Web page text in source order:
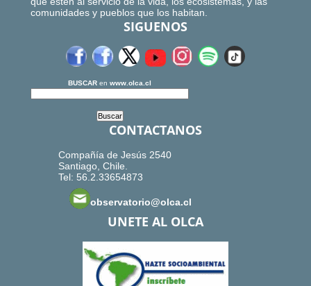
comunidades y pueblos que los habitan.
SIGUENOS
BUSCAR en www.olca.cl
CONTACTANOS
Compañía de Jesús 2540
Santiago, Chile.
Tel: 56.2.33654873
observatorio@olca.cl
UNETE AL OLCA